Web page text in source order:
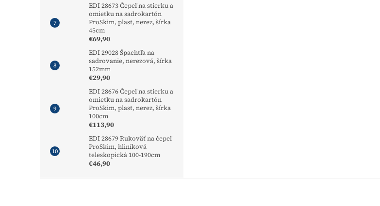
EDI 28673 Čepeľ na stierku a
omietku na sadrokartón
ProSkim, plast, nerez, šírka
45cm
€69,90
EDI 29028 Špachtľa na
sadrovanie, nerezová, šírka
152mm
€29,90
EDI 28676 Čepeľ na stierku a
omietku na sadrokartón
ProSkim, plast, nerez, šírka
100cm
€113,90
EDI 28679 Rukoväť na čepeľ
ProSkim, hliníková
teleskopická 100-190cm
€46,90